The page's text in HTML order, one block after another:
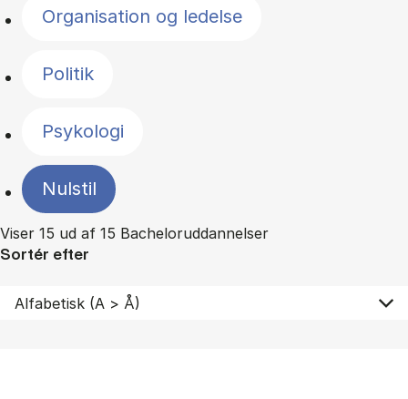
Organisation og ledelse
Politik
Psykologi
Nulstil
Viser 15 ud af 15 Bacheloruddannelser
Sortér efter